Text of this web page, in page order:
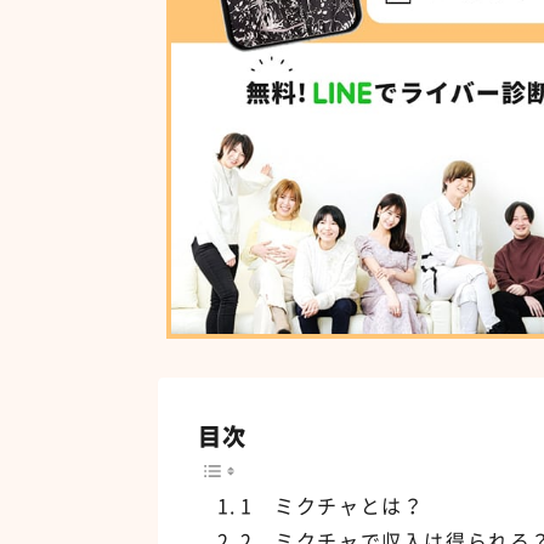
目次
1 ミクチャとは？